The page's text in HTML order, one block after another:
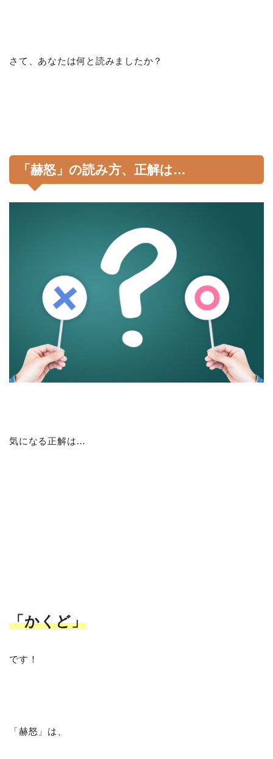
さて、あなたは何と読みましたか？
「赫怒」の読み方、正解は…
気になる正解は…
「かくど」
です！
「赫怒」は、